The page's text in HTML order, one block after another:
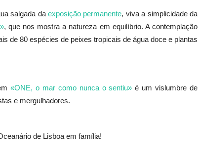
salgada daexposição permanente, viva a simplicidade da
, que nos mostra a natureza em equilíbrio. A contemplação
de 80 espécies de peixes tropicais de água doce e plantas
«ONE, o mar como nunca o sentiu» é um vislumbre de
e mergulhadores.
de Lisboa em família!